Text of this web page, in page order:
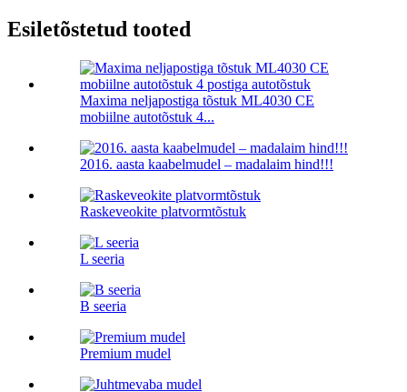
Esiletõstetud tooted
Maxima neljapostiga tõstuk ML4030 CE
mobiilne autotõstuk 4...
2016. aasta kaabelmudel – madalaim hind!!!
Raskeveokite platvormtõstuk
L seeria
B seeria
Premium mudel